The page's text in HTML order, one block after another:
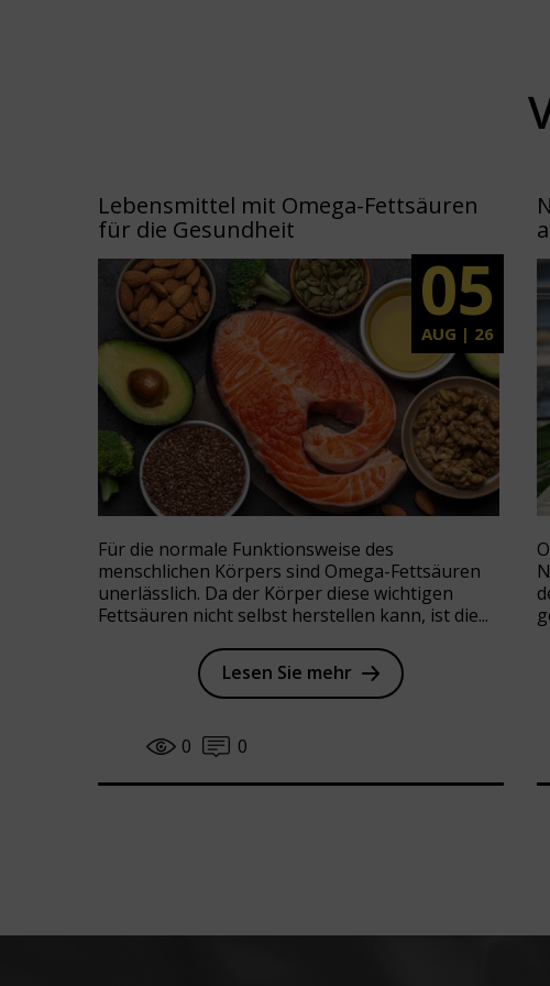
Lebensmittel mit Omega-Fettsäuren
für die Gesundheit
05
AUG | 26
Für die normale Funktionsweise des
menschlichen Körpers sind Omega-Fettsäuren
unerlässlich. Da der Körper diese wichtigen
Fettsäuren nicht selbst herstellen kann, ist die...
Lesen Sie mehr
0
0